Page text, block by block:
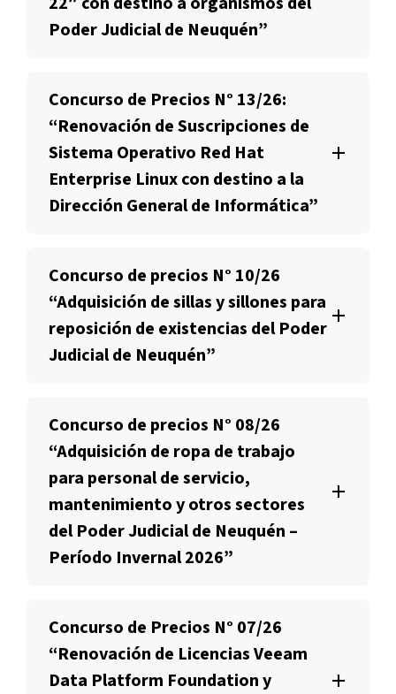
Poder Judicial de Neuquén”
Concurso de Precios N° 13/26:
“Renovación de Suscripciones de
Sistema Operativo Red Hat
Enterprise Linux con destino a la
Dirección General de Informática”
Concurso de precios N° 10/26
“Adquisición de sillas y sillones para
reposición de existencias del Poder
Judicial de Neuquén”
Concurso de precios N° 08/26
“Adquisición de ropa de trabajo
para personal de servicio,
mantenimiento y otros sectores
del Poder Judicial de Neuquén –
Período Invernal 2026”
Concurso de Precios N° 07/26
“Renovación de Licencias Veeam
Data Platform Foundation y